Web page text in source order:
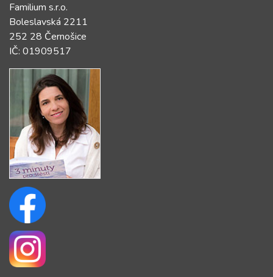
Familium s.r.o.
Boleslavská 2211
252 28 Černošice
IČ: 01909517